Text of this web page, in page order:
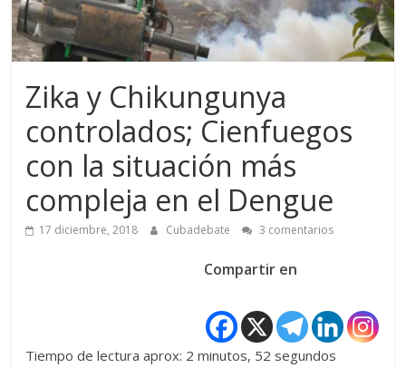
Zika y Chikungunya
controlados; Cienfuegos
con la situación más
compleja en el Dengue
17 diciembre, 2018 Cubadebate 3 comentarios
Compartir en
Tiempo de lectura aprox: 2 minutos, 52 segundos